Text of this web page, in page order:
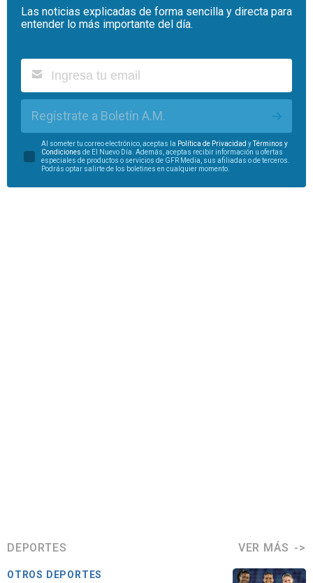
Las noticias explicadas de forma sencilla y directa para
entender lo más importante del día.
Regístrate a Boletín A.M.
Al someter tu correo electrónico, aceptas la Política de Privacidad y
Términos y
Condiciones de El Nuevo Día. Además, aceptas recibir información u ofertas
especiales de productos o servicios de GFR Media, sus afiliadas o de terceros.
Podrás optar salirte de los boletines en cualquier momento.
DEPORTES VER MÁS
OTROS DEPORTES